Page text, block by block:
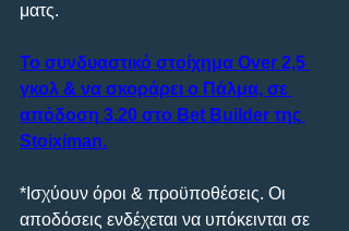
ματς.
Το συνδυαστικό στοίχημα Over 2,5
γκολ & να σκοράρει ο Πάλμα, σε
απόδοση 3.20 στο Bet Builder της
Stoiximan.
*Ισχύουν όροι & προϋποθέσεις. Οι
αποδόσεις ενδέχεται να υπόκεινται σε